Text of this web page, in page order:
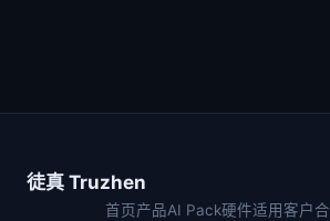
徒真 Truzhen
首页产品AI Pack硬件适用客户